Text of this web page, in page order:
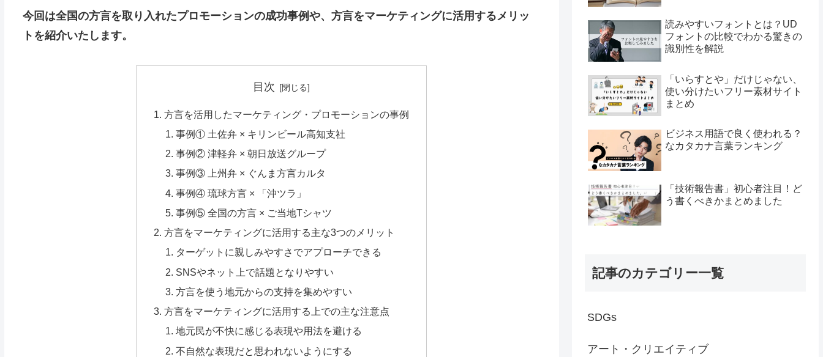
今回は全国の方言を取り入れたプロモーションの成功事例や、方言をマーケティングに活用するメリッ
トを紹介いたします。
目次
方言を活用したマーケティング・プロモーションの事例
事例① 土佐弁 × キリンビール高知支社
事例② 津軽弁 × 朝日放送グループ
事例③ 上州弁 × ぐんま方言カルタ
事例④ 琉球方言 × 「沖ツラ」
事例⑤ 全国の方言 × ご当地Tシャツ
方言をマーケティングに活用する主な3つのメリット
ターゲットに親しみやすさでアプローチできる
SNSやネット上で話題となりやすい
方言を使う地元からの支持を集めやすい
方言をマーケティングに活用する上での主な注意点
地元民が不快に感じる表現や用法を避ける
不自然な表現だと思われないようにする
読みやすいフォントとは？UD
フォントの比較でわかる驚きの
識別性を解説
「いらすとや」だけじゃない、
使い分けたいフリー素材サイト
まとめ
ビジネス用語で良く使われる？
なカタカナ言葉ランキング
「技術報告書」初心者注目！ど
う書くべきかまとめました
記事のカテゴリー一覧
SDGs
アート・クリエイティブ